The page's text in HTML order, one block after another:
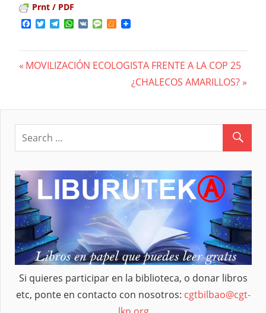
Prnt / PDF
Facebook
TwitterTelegram
WhatsApp
VK MessageMeneame
de
entradas
Previous
MOVILIZACIÓN ECOLOGISTA FRENTE A LA COP 25
Next
¿CHALECOS AMARILLOS?
Si quieres participar en la biblioteca, o donar libros
etc, ponte en contacto con nosotros: cgtbilbao@cgt-